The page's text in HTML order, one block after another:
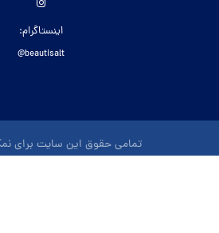
اینستاگرام:
beautisalt@
تمامی حقوق این سایت برای